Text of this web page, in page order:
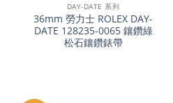
DAY-DATE 系列
36mm 勞力士 ROLEX DAY-
DATE 128235-0065 鑲鑽綠
松石鑲鑽錶帶